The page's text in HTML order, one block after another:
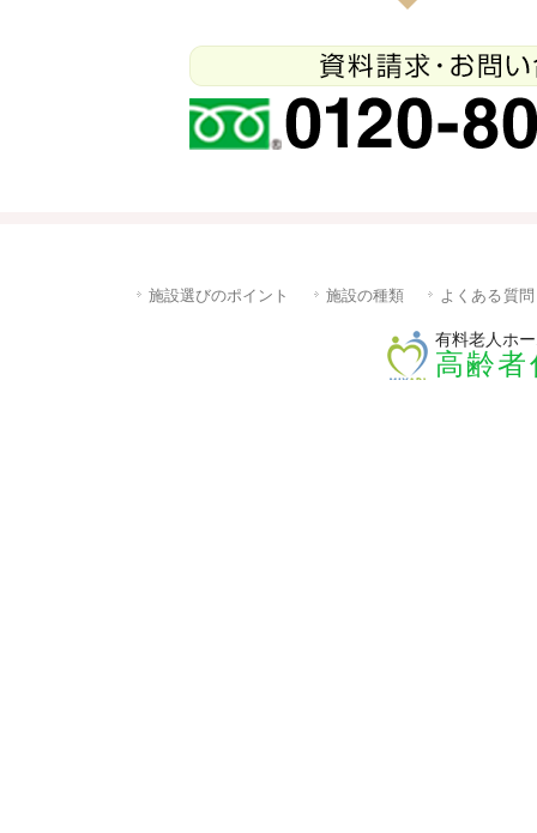
施設選びのポイント 施設の種類 よくある質問
有料老人ホ
高齢